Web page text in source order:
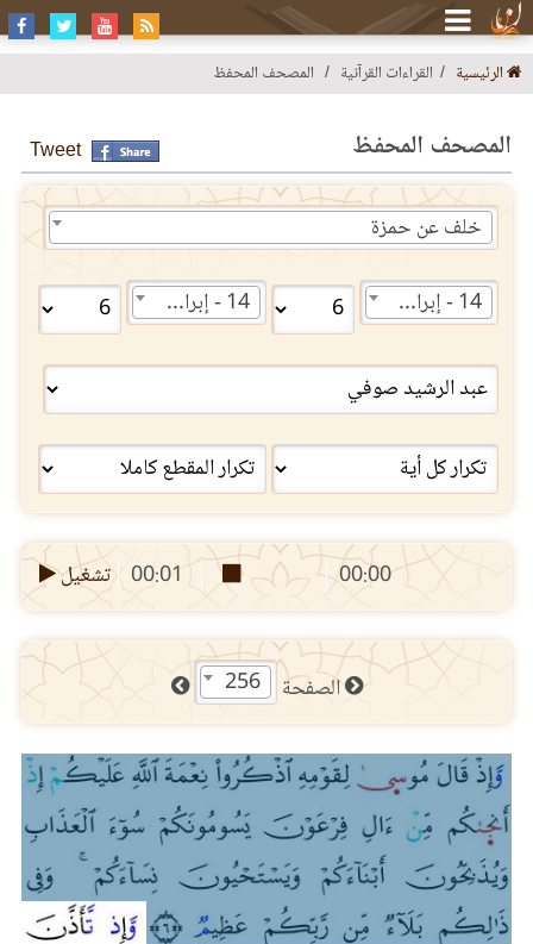
الرئيسية القراءات القرآنية المصحف المحفظ
المصحف المحفظ Tweet
خلف عن حمزة
14 - إبراهيم 14 - إبراهيم
00:00
00:01 تشغيل
الصفحة 256